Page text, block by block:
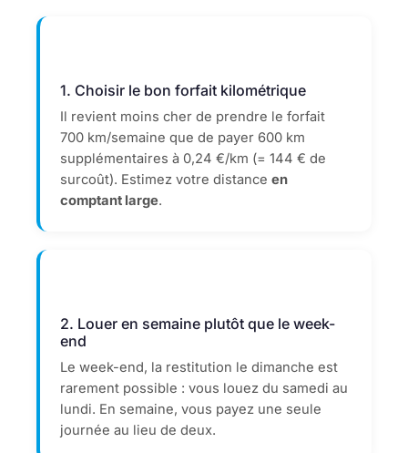
1. Choisir le bon forfait kilométrique
Il revient moins cher de prendre le forfait
700 km/semaine que de payer 600 km
supplémentaires à 0,24 €/km (= 144 € de
surcoût). Estimez votre distance en
comptant large.
2. Louer en semaine plutôt que le week-
end
Le week-end, la restitution le dimanche est
rarement possible : vous louez du samedi au
lundi. En semaine, vous payez une seule
journée au lieu de deux.